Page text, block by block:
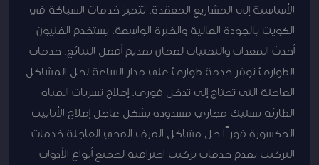
الأساسية إلى المشاريع المعقدة. تتميز خدمات السباكة في
الكويت بالجودة العالية والخبرة الواسعة. يستخدم الفنيون
أحدث المعدات والتقنيات لضمان تقديم أفضل النتائج. خدمات
الطوارئ نوفر خدمة طوارئ على مدار الساعة لحل المشاكل
العاجلة التي تحتاج إلى تدخل فوري. إصلاح تسربات المياه
الطارئة تسليك مجاري مسدودة بشكل عاجل إصلاح الأنابيب
المكسورة فورًا حل مشاكل الصرف الصحي العاجلة خدمات
التركيب نقدم خدمات تركيب احترافية لجميع أنواع الأدوات